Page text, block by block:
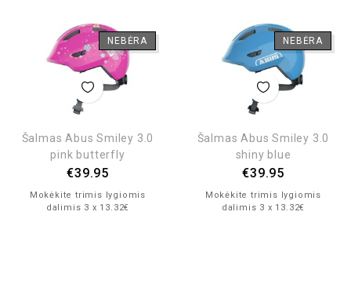
NEBĖRA
Šalmas Abus Smiley 3.0
pink butterfly
€39.95
Mokėkite trimis lygiomis
dalimis 3 x 13.32€
NEBĖRA
Šalmas Abus Smiley 3.0
shiny blue
€39.95
Mokėkite trimis lygiomis
dalimis 3 x 13.32€